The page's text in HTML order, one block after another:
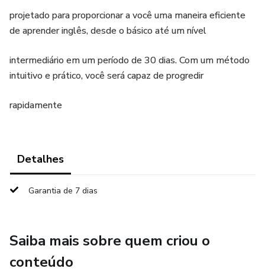
projetado para proporcionar a você uma maneira eficiente
de aprender inglês, desde o básico até um nível
intermediário em um período de 30 dias. Com um método
intuitivo e prático, você será capaz de progredir
rapidamente
Detalhes
Garantia de 7 dias
Saiba mais sobre quem criou o
conteúdo